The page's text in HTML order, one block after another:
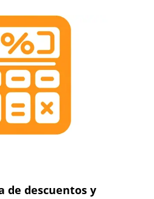
de descuentos y